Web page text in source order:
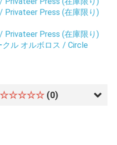
Privateer Press (在庫限り)
Privateer Press (在庫限り)
クル オルボロス / Circle
☆☆☆☆☆ (0)